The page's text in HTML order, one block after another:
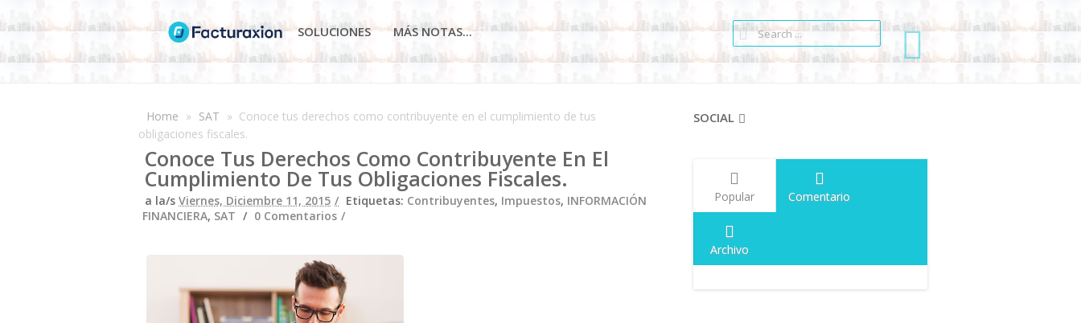
SOLUCIONES MÁS NOTAS...
Home » SAT » Conoce tus derechos como contribuyente en el cumplimiento de tus
obligaciones fiscales.
Conoce Tus Derechos Como Contribuyente En El
Cumplimiento De Tus Obligaciones Fiscales.
a la/s Viernes, Diciembre 11, 2015 Etiquetas: Contribuyentes, Impuestos, INFORMACIÓN
FINANCIERA, SAT 0 Comentarios
SOCIAL
Popular Comentario
Archivo